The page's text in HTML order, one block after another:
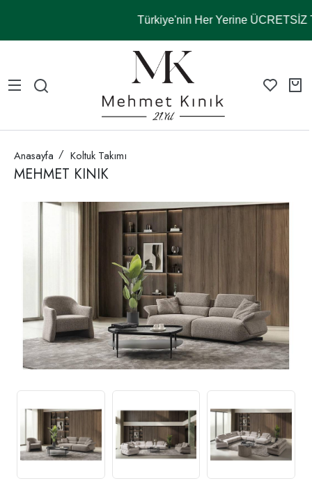
Türkiye'nin Her Yerine ÜCRETSİZ
Anasayfa Koltuk Takımı
MEHMET KINIK